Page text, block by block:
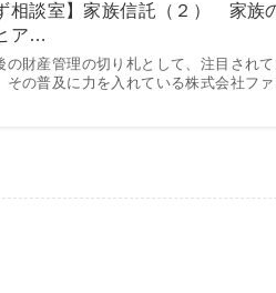
相談室】家族信託（２） 家族
ア…
財産管理の切り札として、注目され
その普及に力を入れている株式会社フ